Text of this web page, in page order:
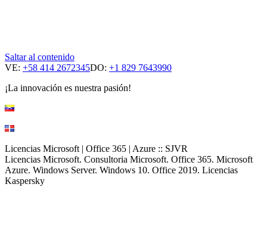
Saltar al contenido
VE: +58 414 2672345DO: +1 829 7643990
¡La innovación es nuestra pasión!
Licencias Microsoft | Office 365 | Azure :: SJVR
Licencias Microsoft. Consultoria Microsoft. Office 365. Microsoft
Azure. Windows Server. Windows 10. Office 2019. Licencias
Kaspersky